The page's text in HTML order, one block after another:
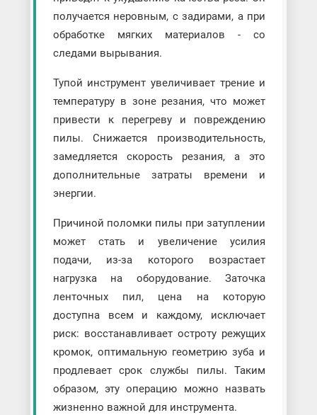
получается неровным, с задирами, а при
обработке мягких материалов - со
следами вырывания.
Тупой инструмент увеличивает трение и
температуру в зоне резания, что может
привести к перегреву и повреждению
пилы. Снижается производительность,
замедляется скорость резания, а это
дополнительные затраты времени и
энергии.
Причиной поломки пилы при затуплении
может стать и увеличение усилия
подачи, из-за которого возрастает
нагрузка на оборудование. Заточка
ленточных пил, цена на которую
доступна всем и каждому, исключает
риск: восстанавливает остроту режущих
кромок, оптимальную геометрию зуба и
продлевает срок службы пилы. Таким
образом, эту операцию можно назвать
жизненно важной для инструмента.